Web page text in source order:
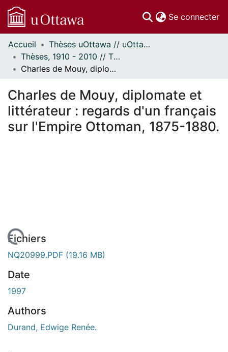
Se connecter
Communautés
et collections
Parcourir
À propos
Accueil
Thèses uOttawa // uOttawa Theses
Thèses, 1910 - 2010 // Theses, 1910 - 2010
Charles de Mouy, diplomate et littérateur : regards d'un français sur l'Empire Ottoman, 1875-1880.
Charles de Mouy, diplomate et
littérateur : regards d'un français
sur l'Empire Ottoman, 1875-1880.
Fichiers
NQ20999.PDF (19.16 MB)
Date
1997
Authors
Durand, Edwige Renée.